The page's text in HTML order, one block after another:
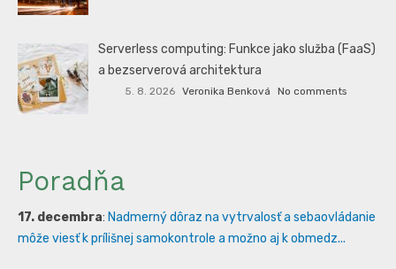
Serverless computing: Funkce jako služba (FaaS)
a bezserverová architektura
5. 8. 2026 Veronika Benková No comments
Poradňa
17. decembra: Nadmerný dôraz na vytrvalosť a sebaovládanie
môže viesť k prílišnej samokontrole a možno aj k obmedz...